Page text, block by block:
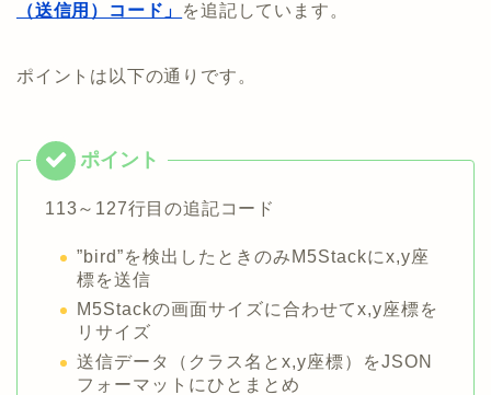
（送信用）コード」
を追記しています。
ポイントは以下の通りです。
113～127行目の追記コード
”bird”を検出したときのみM5Stackにx,y座
標を送信
M5Stackの画面サイズに合わせてx,y座標を
リサイズ
送信データ（クラス名とx,y座標）をJSON
フォーマットにひとまとめ